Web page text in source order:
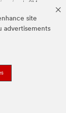
site
advertisements
de 3M.